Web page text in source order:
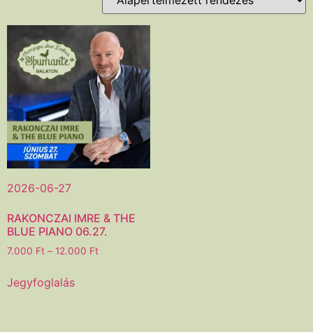
2026-06-27
RAKONCZAI IMRE & THE
BLUE PIANO 06.27.
7.000 Ft – 12.000 Ft
Jegyfoglalás